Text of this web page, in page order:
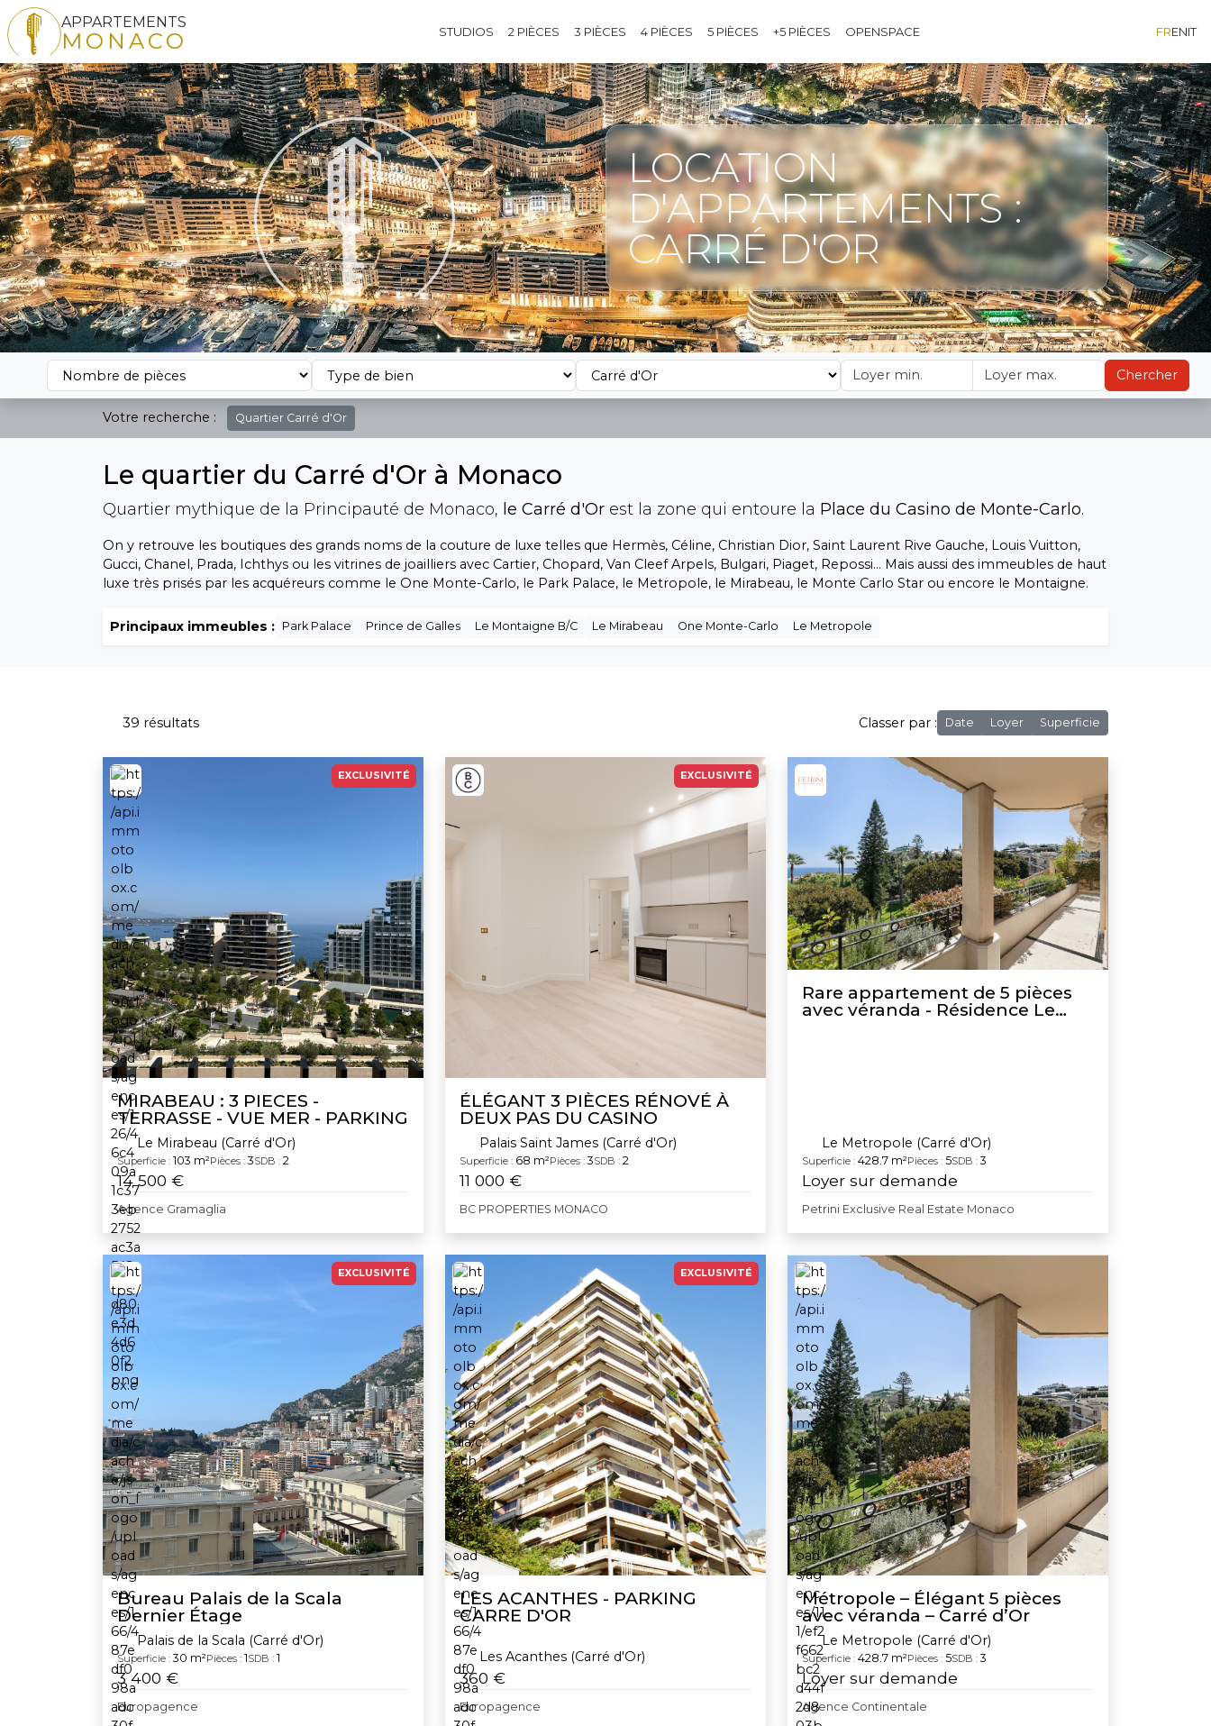
APPARTEMENTS
MONACO STUDIOS 2 PIÈCES 3 PIÈCES 4 PIÈCES 5 PIÈCES +5 PIÈCES OPENSPACE FRENIT
LOCATION
D'APPARTEMENTS :
CARRÉ D'OR
Votre recherche : Quartier Carré d'Or
Le quartier du Carré d'Or à Monaco
Quartier mythique de la Principauté de Monaco, le Carré d'Or est la zone qui entoure la Place du Casino de Monte-Carlo.
On y retrouve les boutiques des grands noms de la couture de luxe telles que Hermès, Céline, Christian Dior, Saint Laurent Rive Gauche, Louis Vuitton,
Gucci, Chanel, Prada, Ichthys ou les vitrines de joailliers avec Cartier, Chopard, Van Cleef Arpels, Bulgari, Piaget, Repossi... Mais aussi des immeubles de haut
luxe très prisés par les acquéreurs comme le One Monte-Carlo, le Park Palace, le Metropole, le Mirabeau, le Monte Carlo Star ou encore le Montaigne.
Principaux immeubles : Park Palace Prince de Galles Le Montaigne B/C Le Mirabeau One Monte-Carlo Le Metropole
39 résultats Classer par : Date Loyer Superficie
EXCLUSIVITÉ
MIRABEAU : 3 PIECES -
TERRASSE - VUE MER - PARKING
Le Mirabeau (Carré d'Or)
Superficie : 103 m²Pièces : 3SDB : 2
14 500 €
Agence Gramaglia
EXCLUSIVITÉ
ÉLÉGANT 3 PIÈCES RÉNOVÉ À
DEUX PAS DU CASINO
Palais Saint James (Carré d'Or)
Superficie : 68 m²Pièces : 3SDB : 2
11 000 €
BC PROPERTIES MONACO
Rare appartement de 5 pièces
avec véranda - Résidence Le
Le Metropole (Carré d'Or)
Superficie : 428.7 m²Pièces : 5SDB : 3
Loyer sur demande
Petrini Exclusive Real Estate Monaco
EXCLUSIVITÉ
Bureau Palais de la Scala
Dernier Étage
Palais de la Scala (Carré d'Or)
Superficie : 30 m²Pièces : 1SDB : 1
3 400 €
Europagence
EXCLUSIVITÉ
LES ACANTHES - PARKING
CARRE D'OR
Les Acanthes (Carré d'Or)
360 €
Europagence
Métropole – Élégant 5 pièces
avec véranda – Carré d’Or
Le Metropole (Carré d'Or)
Superficie : 428.7 m²Pièces : 5SDB : 3
Loyer sur demande
Agence Continentale